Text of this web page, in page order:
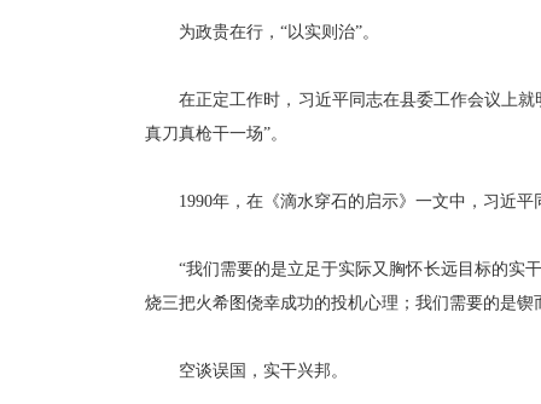
为政贵在行，“以实则治”。
在正定工作时，习近平同志在县委工作会议上就
真刀真枪干一场”。
1990年，在《滴水穿石的启示》一文中，习近平
“我们需要的是立足于实际又胸怀长远目标的实干
烧三把火希图侥幸成功的投机心理；我们需要的是
空谈误国，实干兴邦。